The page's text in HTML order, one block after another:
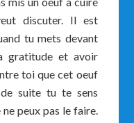
discuter. Il est
tu mets devant
gratitude et avoir
toi que cet oeuf
suite tu te sens
peux pas le faire.